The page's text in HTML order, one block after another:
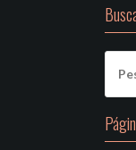
por: